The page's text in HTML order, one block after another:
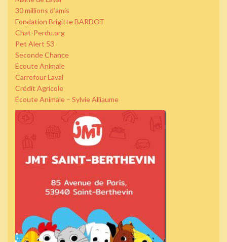
30 millions d’amis
Fondation Brigitte BARDOT
Chat-Perdu.org
Pet Alert 53
Seconde Chance
Écoute Animale
Carrefour Laval
Crédit Agricole
Écoute Animale – Sylvie Alliaume